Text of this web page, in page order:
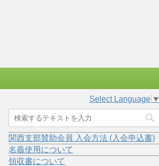
Select Language ▼
関西支部賛助会員 入会方法 (入会申込書)
名義使用について
領収書について